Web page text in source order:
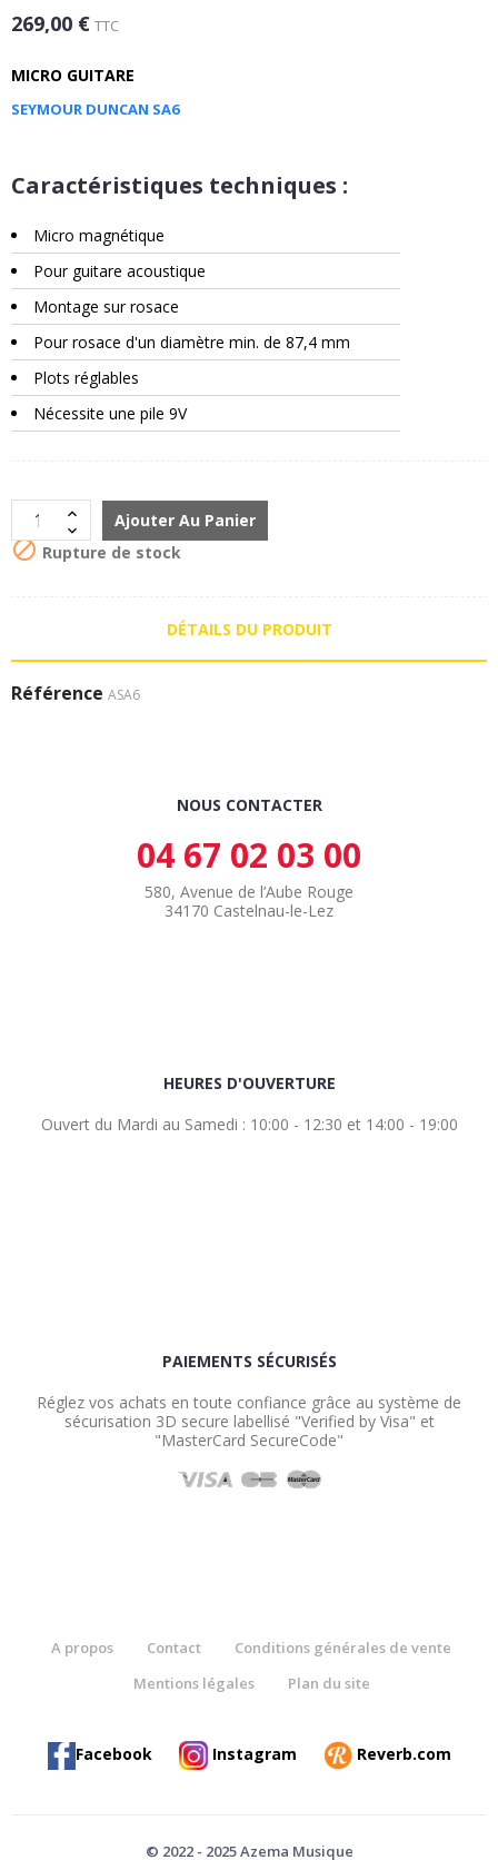
269,00 € TTC
MICRO GUITARE
SEYMOUR DUNCAN SA6
Caractéristiques techniques :
Micro magnétique
Pour guitare acoustique
Montage sur rosace
Pour rosace d'un diamètre min. de 87,4 mm
Plots réglables
Nécessite une pile 9V
Ajouter Au Panier
 Rupture de stock
DÉTAILS DU PRODUIT
Référence ASA6
NOUS CONTACTER
04 67 02 03 00
580, Avenue de l’Aube Rouge
34170 Castelnau-le-Lez
HEURES D'OUVERTURE
Ouvert du Mardi au Samedi : 10:00 - 12:30 et 14:00 - 19:00
PAIEMENTS SÉCURISÉS
Réglez vos achats en toute confiance grâce au système de
sécurisation 3D secure labellisé "Verified by Visa" et
"MasterCard SecureCode"
A propos Contact
Conditions générales de vente
Mentions légales
Plan du site
Facebook Instagram Reverb.com
© 2022 - 2025 Azema Musique